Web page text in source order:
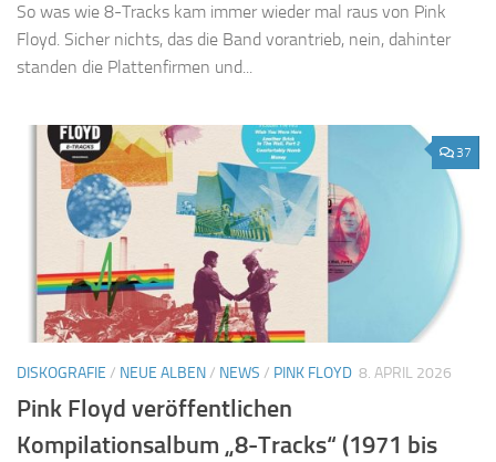
So was wie 8-Tracks kam immer wieder mal raus von Pink
Floyd. Sicher nichts, das die Band vorantrieb, nein, dahinter
standen die Plattenfirmen und...
37
DISKOGRAFIE / NEUE ALBEN/ NEWS / PINK FLOYD 8. APRIL 2026
Pink Floyd veröffentlichen
Kompilationsalbum „8-Tracks“ (1971 bis